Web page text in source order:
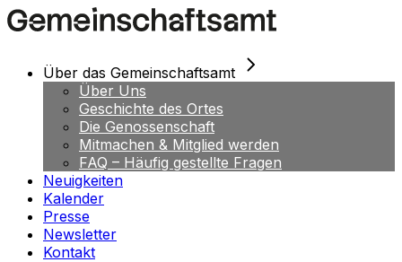
Skip
to
contentÜber das Gemeinschaftsamt
Über Uns
Geschichte des Ortes
Die Genossenschaft
Mitmachen & Mitglied werden
FAQ – Häufig gestellte Fragen
Neuigkeiten
Kalender
Presse
Newsletter
Kontakt